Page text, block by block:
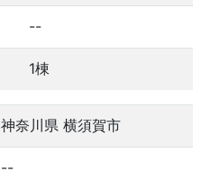
--
1棟
神奈川県 横須賀市
--